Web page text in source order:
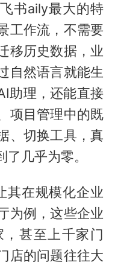
书aily最大的特
工作流，不需要
移历史数据，业
自然语言就能生
助理，还能直接
项目管理中的既
、切换工具，真
几乎为零。
其在规模化企业
为例，这些企业
甚至上千家门
店的问题往往大